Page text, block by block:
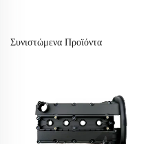
Συνιστώμενα Προϊόντα